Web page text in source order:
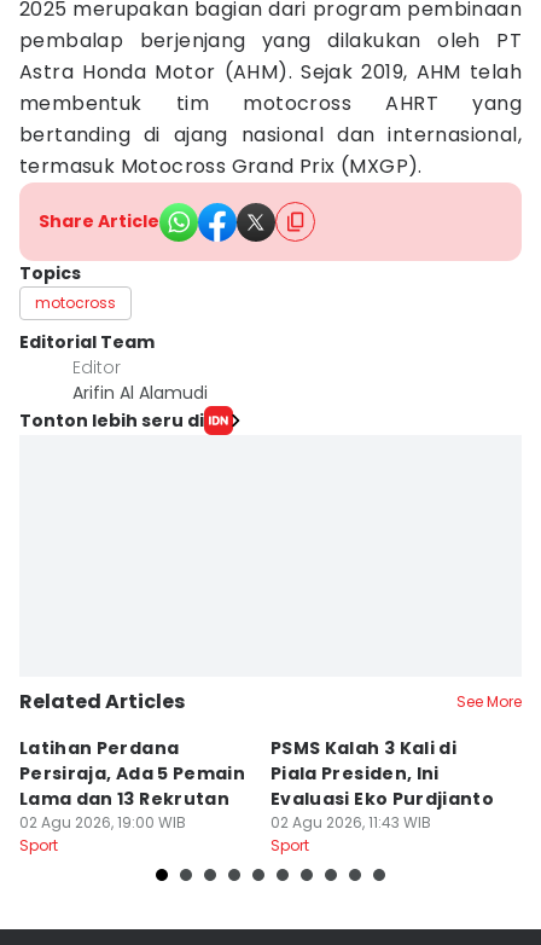
2025 merupakan bagian dari program pembinaan
pembalap berjenjang yang dilakukan oleh PT
Astra Honda Motor (AHM). Sejak 2019, AHM telah
membentuk tim motocross AHRT yang
bertanding di ajang nasional dan internasional,
termasuk Motocross Grand Prix (MXGP).
Share Article
Topics
motocross
Editorial Team
Editor
Arifin Al Alamudi
Tonton lebih seru di
Related Articles See More
Latihan Perdana
Persiraja, Ada 5 Pemain
Lama dan 13 Rekrutan
02 Agu 2026, 19:00 WIB
Sport
PSMS Kalah 3 Kali di
Piala Presiden, Ini
Evaluasi Eko Purdjianto
02 Agu 2026, 11:43 WIB
Sport